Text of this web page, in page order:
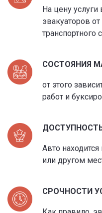
На цену услуги
эвакуаторов
транспортного
СОСТОЯНИЯ
от этого
работ и
Авто
или другом
СРОЧНОСТИ